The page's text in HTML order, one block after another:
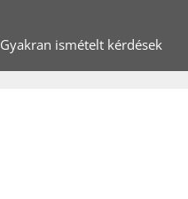
Gyakran ismételt kérdések